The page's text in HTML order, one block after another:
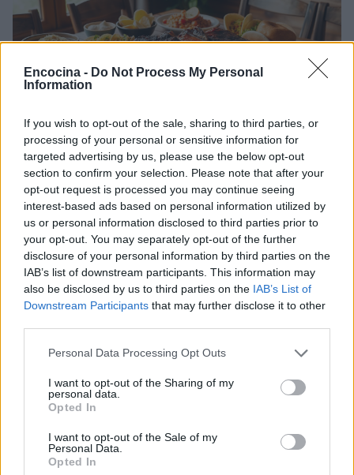
Encocina - Do Not Process My Personal
Information
If you wish to opt-out of the sale, sharing to third parties, or
processing of your personal or sensitive information for
targeted advertising by us, please use the below opt-out
section to confirm your selection. Please note that after your
opt-out request is processed you may continue seeing
interest-based ads based on personal information utilized by
us or personal information disclosed to third parties prior to
your opt-out. You may separately opt-out of the further
disclosure of your personal information by third parties on the
IAB’s list of downstream participants. This information may
also be disclosed by us to third parties on the IAB’s List of
Downstream Participants that may further disclose it to other
Please note that this website/app uses one or more Google
not limited to your visit or usage behaviour. You may click to
grant or deny consent to Google and its third-party tags to
use your data for below specified purposes in below Google
consent section.
Personal Data Processing Opt Outs
I want to opt-out of the Sharing of my
personal data.
Opted In
I want to opt-out of the Sale of my
Personal Data.
Opted In
Descubre la Rica y Variada Gastronomía de
Estados Unidos
Descubre la rica diversidad de sabores de la cocina
estadounidense.
Francesca Spadaro · 8 Nov 2025
Todo lo que necesitas saber sobre